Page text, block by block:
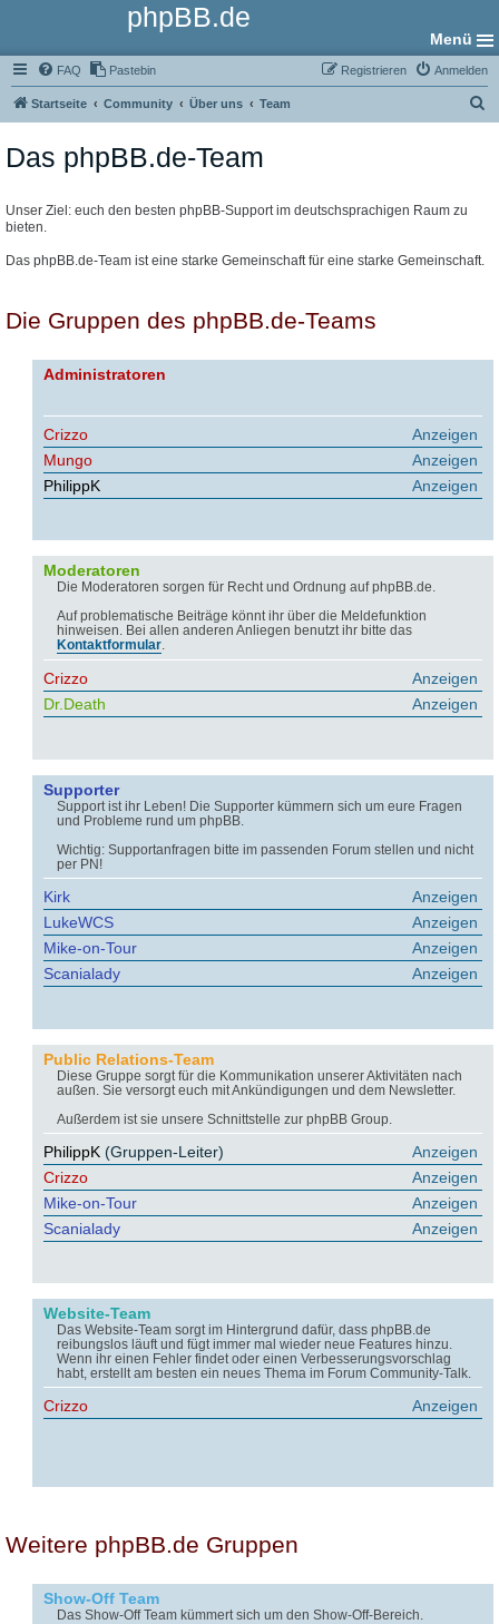
phpBB.de
Menü
FAQ Pastebin Anmelden
Registrieren
Startseite Community Über uns Team
Das phpBB.de-Team
Unser Ziel: euch den besten phpBB-Support im deutschsprachigen Raum zu
bieten.
Das phpBB.de-Team ist eine starke Gemeinschaft für eine starke Gemeinschaft.
Die Gruppen des phpBB.de-Teams
Administratoren
Anzeigen
Crizzo
Anzeigen
Mungo
Anzeigen
PhilippK
Moderatoren
Die Moderatoren sorgen für Recht und Ordnung auf phpBB.de.
Auf problematische Beiträge könnt ihr über die Meldefunktion
hinweisen. Bei allen anderen Anliegen benutzt ihr bitte das
Kontaktformular.
Anzeigen
Crizzo
Anzeigen
Dr.Death
Supporter
Support ist ihr Leben! Die Supporter kümmern sich um eure Fragen
und Probleme rund um phpBB.
Wichtig: Supportanfragen bitte im passenden Forum stellen und nicht
per PN!
Anzeigen
Kirk
Anzeigen
LukeWCS
Anzeigen
Mike-on-Tour
Anzeigen
Scanialady
Public Relations-Team
Diese Gruppe sorgt für die Kommunikation unserer Aktivitäten nach
außen. Sie versorgt euch mit Ankündigungen und dem Newsletter.
Außerdem ist sie unsere Schnittstelle zur phpBB Group.
Anzeigen
PhilippK (Gruppen-Leiter)
Anzeigen
Crizzo
Anzeigen
Mike-on-Tour
Anzeigen
Scanialady
Website-Team
Das Website-Team sorgt im Hintergrund dafür, dass phpBB.de
reibungslos läuft und fügt immer mal wieder neue Features hinzu.
Wenn ihr einen Fehler findet oder einen Verbesserungsvorschlag
habt, erstellt am besten ein neues Thema im Forum Community-Talk.
Anzeigen
Crizzo
Weitere phpBB.de Gruppen
Show-Off Team
Das Show-Off Team kümmert sich um den Show-Off-Bereich.